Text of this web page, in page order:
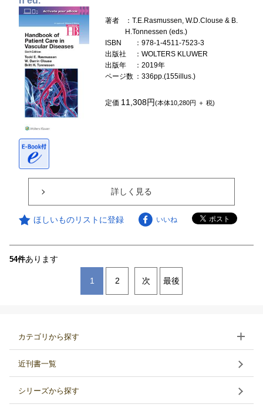
著者
：T.E.Rasmussen, W.D.Clouse & B.
H.Tonnessen (eds.)
ISBN
：978-1-4511-7523-3
出版社
：WOLTERS KLUWER
出版年
：2019年
ページ数 ：336pp.(155illus.)
定価 11,308円(本体10,280円 ＋ 税)
詳しく見る
ほしいものリストに登録 いいね
54件あります
1 2 次 最後
カテゴリから探す
近刊書一覧
シリーズから探す